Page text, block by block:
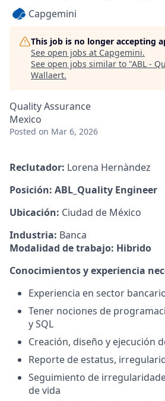
Capgemini
This job is no longer accepting
See open jobs at Capgemini.
See open jobs similar to "ABL -
Wallaert.
Quality Assurance
Mexico
Posted on Mar 6, 2026
Reclutador: Lorena Hernàndez
Posición: ABL_Quality Engineer
Ubicación: Ciudad de México
Industria: Banca
Modalidad de trabajo: Hibrido
Conocimientos y experiencia
Experiencia en sector
Tener nociones de
y SQL
Creación, diseño y ejecución
Reporte de estatus,
Seguimiento de
de vida